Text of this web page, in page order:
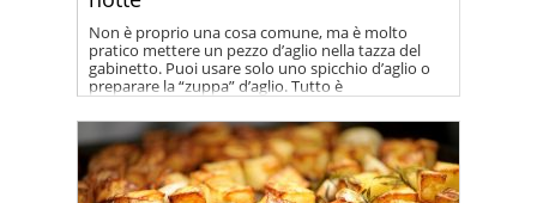
Non è proprio una cosa comune, ma è molto
pratico mettere un pezzo d’aglio nella tazza del
gabinetto. Puoi usare solo uno spicchio d’aglio o
preparare la “zuppa” d’aglio. Tutto è
completamente naturale e non nocivo, ma molto
efficace.